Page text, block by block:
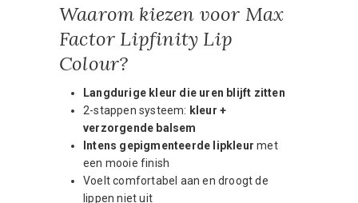
Waarom kiezen voor Max
Factor Lipfinity Lip
Colour?
Langdurige kleur die uren blijft zitten
2-stappen systeem: kleur +
verzorgende balsem
Intens gepigmenteerde lipkleur met
een mooie finish
Voelt comfortabel aan en droogt de
lippen niet uit